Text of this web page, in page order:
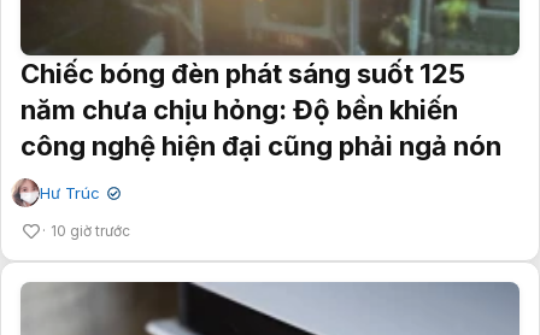
Chiếc bóng đèn phát sáng suốt 125
năm chưa chịu hỏng: Độ bền khiến
công nghệ hiện đại cũng phải ngả nón
Hư Trúc ✔
10 giờ trước